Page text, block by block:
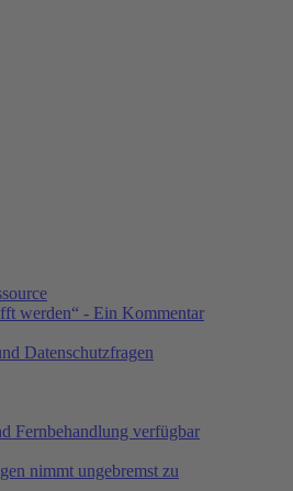
werden“ - Ein Kommentar
Datenschutzfragen
Fernbehandlung verfügbar
nimmt ungebremst zu